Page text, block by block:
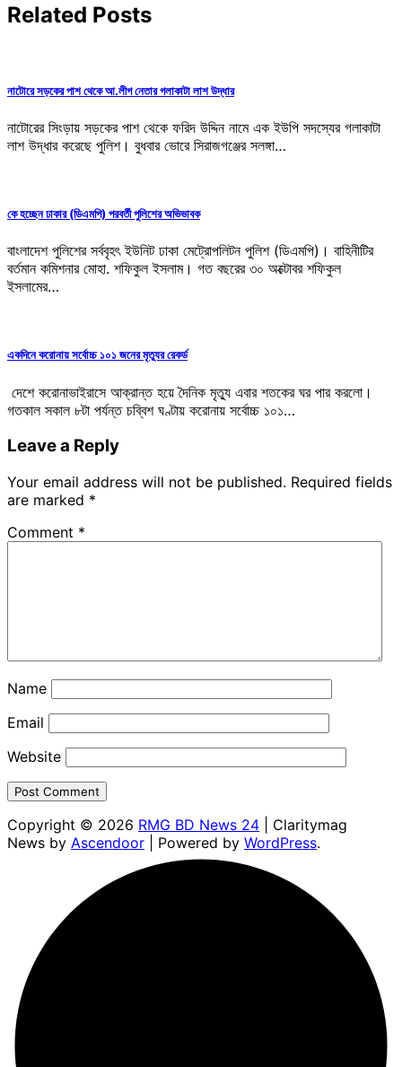
Related Posts
নাটোরে সড়কের পাশ থেকে আ.লীগ নেতার গলাকাটা লাশ উদ্ধার
নাটোরের সিংড়ায় সড়কের পাশ থেকে ফরিদ উদ্দিন নামে এক ইউপি সদস্যের গলাকাটা
লাশ উদ্ধার করেছে পুলিশ। বুধবার ভোরে সিরাজগঞ্জের সলঙ্গা…
কে হচ্ছেন ঢাকার (ডিএমপি) পরবর্তী পুলিশের অভিভাবক
বাংলাদেশ পুলিশের সর্ববৃহৎ ইউনিট ঢাকা মেট্রোপলিটন পুলিশ (ডিএমপি)। বাহিনীটির
বর্তমান কমিশনার মোহা. শফিকুল ইসলাম। গত বছরের ৩০ অক্টোবর শফিকুল
ইসলামের…
একদিনে করোনায় সর্বোচ্চ ১০১ জনের মৃত্যুর রেকর্ড
দেশে করোনাভাইরাসে আক্রান্ত হয়ে দৈনিক মৃত্যু এবার শতকের ঘর পার করলো।
গতকাল সকাল ৮টা পর্যন্ত চব্বিশ ঘণ্টায় করোনায় সর্বোচ্চ ১০১…
Leave a Reply
Your email address will not be published. Required fields
are marked *
Comment *
Name
Email
Website
Copyright © 2026 RMG BD News 24 | Claritymag
News by Ascendoor | Powered by WordPress.